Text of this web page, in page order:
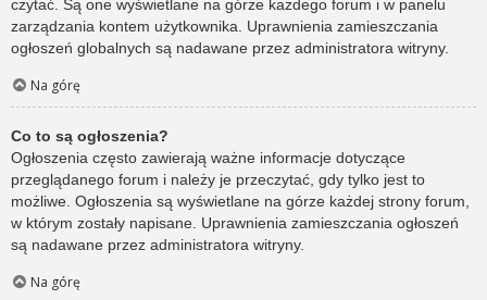
czytać. Są one wyświetlane na górze każdego forum i w panelu
zarządzania kontem użytkownika. Uprawnienia zamieszczania
ogłoszeń globalnych są nadawane przez administratora witryny.
Na górę
Co to są ogłoszenia?
Ogłoszenia często zawierają ważne informacje dotyczące
przeglądanego forum i należy je przeczytać, gdy tylko jest to
możliwe. Ogłoszenia są wyświetlane na górze każdej strony forum,
w którym zostały napisane. Uprawnienia zamieszczania ogłoszeń
są nadawane przez administratora witryny.
Na górę